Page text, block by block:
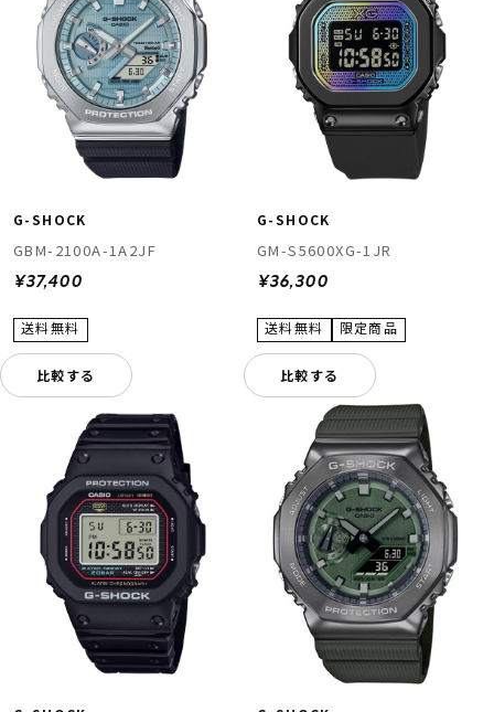
G-SHOCK
GBM-2100A-1A2JF
¥37,400
比較する
G-SHOCK
GM-S5600XG-1JR
¥36,300
比較する